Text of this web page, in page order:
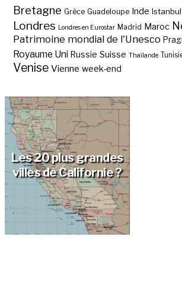
Bretagne Grèce Guadeloupe Inde Istanbul
Londres Londres en Eurostar Madrid Maroc
Patrimoine mondial de l'Unesco
Royaume Uni Russie Suisse Thaïlande
Venise Vienne week-end
Les 20 plus grandes
villes de Californie ?